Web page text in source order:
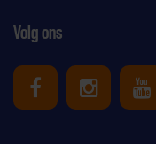
Volg ons
UniekUniek